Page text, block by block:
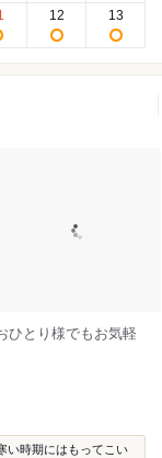
12 13
ひとり様でもお気軽
時期にはもってこい